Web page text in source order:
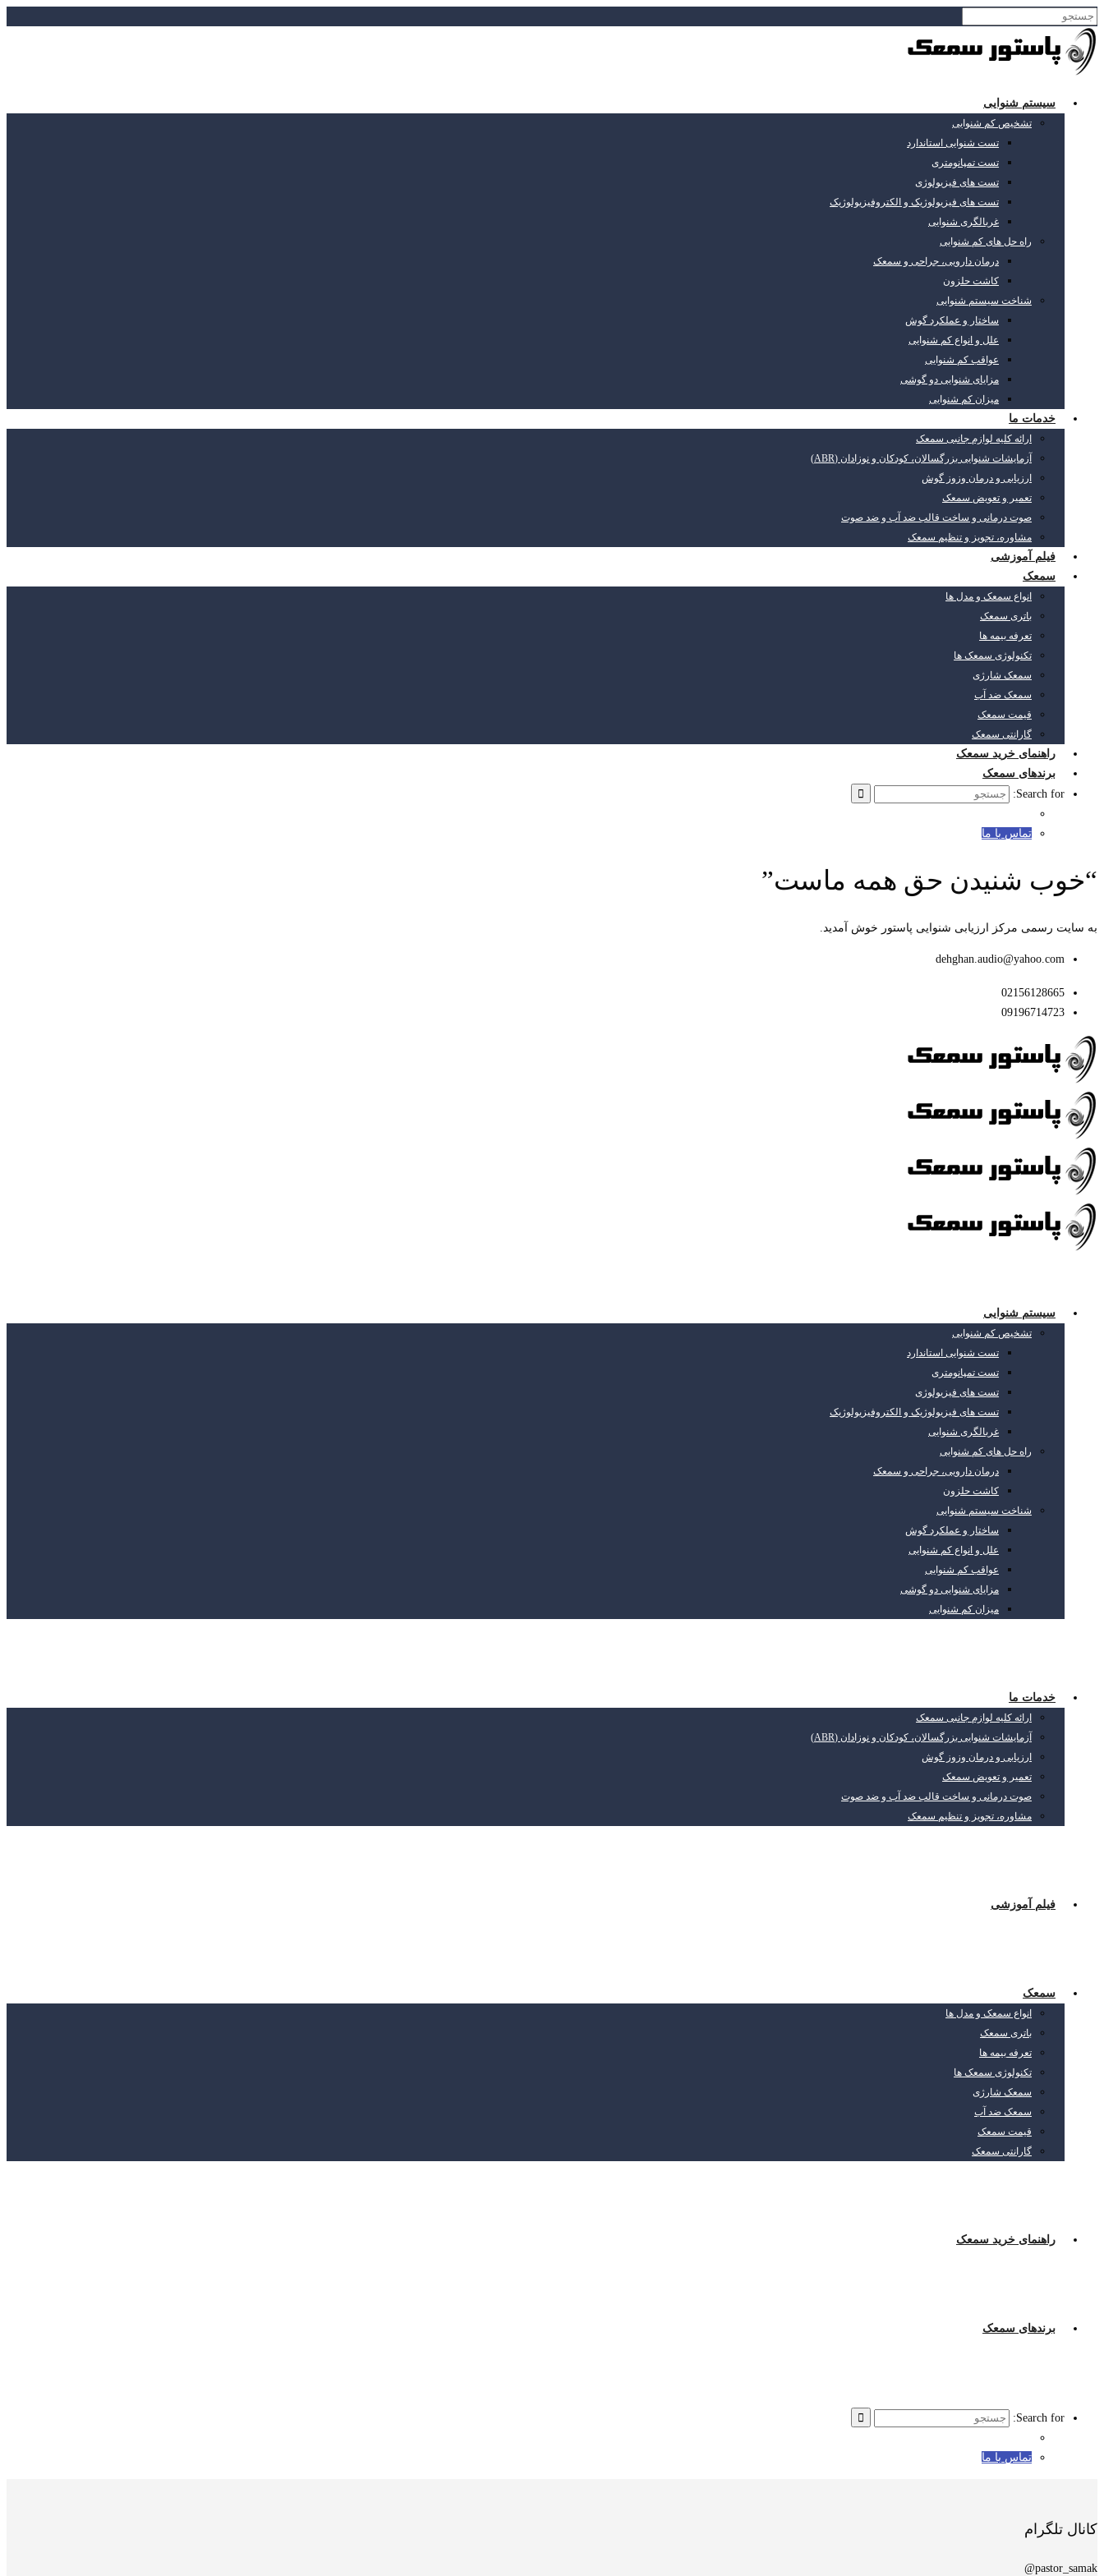
سیستم شنوایی
تشخیص کم شنوایی
تست شنوایی استاندارد
تست تمپانومتری
تست های فیزیولوژی
تست های فیزیولوژیک و الکتروفیزیولوژیک
غربالگری شنوایی
راه حل های کم شنوایی
درمان دارویی، جراحی و سمعک
کاشت حلزون
شناخت سیستم شنوایی
ساختار و عملکرد گوش
علل و انواع کم شنوایی
عواقب کم شنوایی
مزایای شنوایی دو گوشی
میزان کم شنوایی
خدمات ما
ارائه کلیه لوازم جانبی سمعک
آزمایشات شنوایی بزرگسالان، کودکان و نوزادان (ABR)
ارزیابی و درمان وزوز گوش
تعمیر و تعویض سمعک
صوت درمانی و ساخت قالب ضد آب و ضد صوت
مشاوره، تجویز و تنظیم سمعک
فیلم آموزشی
سمعک
انواع سمعک و مدل ها
باتری سمعک
تعرفه بیمه ها
تکنولوژی سمعک ها
سمعک شارژی
سمعک ضد آب
قیمت سمعک
گارانتی سمعک
راهنمای خرید سمعک
برندهای سمعک
Search for:
تماس با ما
“خوب شنیدن حق همه ماست”
به سایت رسمی مرکز ارزیابی شنوایی پاستور خوش آمدید.
dehghan.audio@yahoo.com
02156128665
09196714723
سیستم شنوایی
تشخیص کم شنوایی
تست شنوایی استاندارد
تست تمپانومتری
تست های فیزیولوژی
تست های فیزیولوژیک و الکتروفیزیولوژیک
غربالگری شنوایی
راه حل های کم شنوایی
درمان دارویی، جراحی و سمعک
کاشت حلزون
شناخت سیستم شنوایی
ساختار و عملکرد گوش
علل و انواع کم شنوایی
عواقب کم شنوایی
مزایای شنوایی دو گوشی
میزان کم شنوایی
خدمات ما
ارائه کلیه لوازم جانبی سمعک
آزمایشات شنوایی بزرگسالان، کودکان و نوزادان (ABR)
ارزیابی و درمان وزوز گوش
تعمیر و تعویض سمعک
صوت درمانی و ساخت قالب ضد آب و ضد صوت
مشاوره، تجویز و تنظیم سمعک
فیلم آموزشی
سمعک
انواع سمعک و مدل ها
باتری سمعک
تعرفه بیمه ها
تکنولوژی سمعک ها
سمعک شارژی
سمعک ضد آب
قیمت سمعک
گارانتی سمعک
راهنمای خرید سمعک
برندهای سمعک
Search for:
تماس با ما
کانال تلگرام
pastor_samak@